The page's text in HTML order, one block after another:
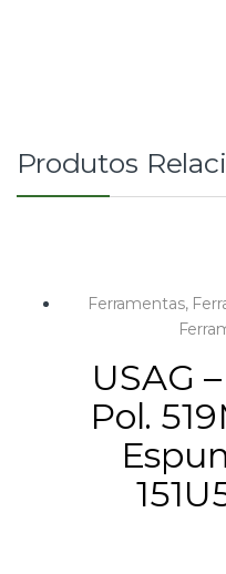
Produtos
Ferramentas,
USAG
Pol.